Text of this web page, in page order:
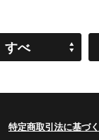
すべ
特定商取引法に基づ